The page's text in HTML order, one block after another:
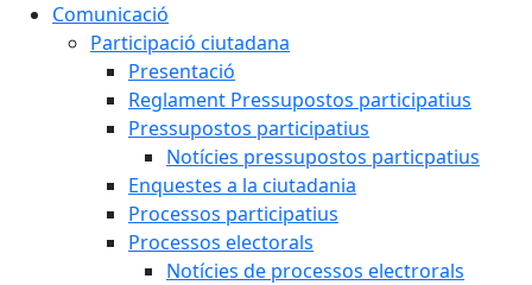
Comunicació
Participació ciutadana
Presentació
Reglament Pressupostos participatius
Pressupostos participatius
Notícies pressupostos particpatius
Enquestes a la ciutadania
Processos participatius
Processos electorals
Notícies de processos electrorals